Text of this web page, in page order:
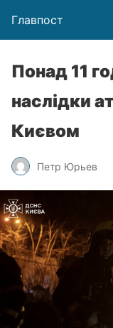
Главпост
Понад 11
наслідки
Києвом
Петр Юрьев